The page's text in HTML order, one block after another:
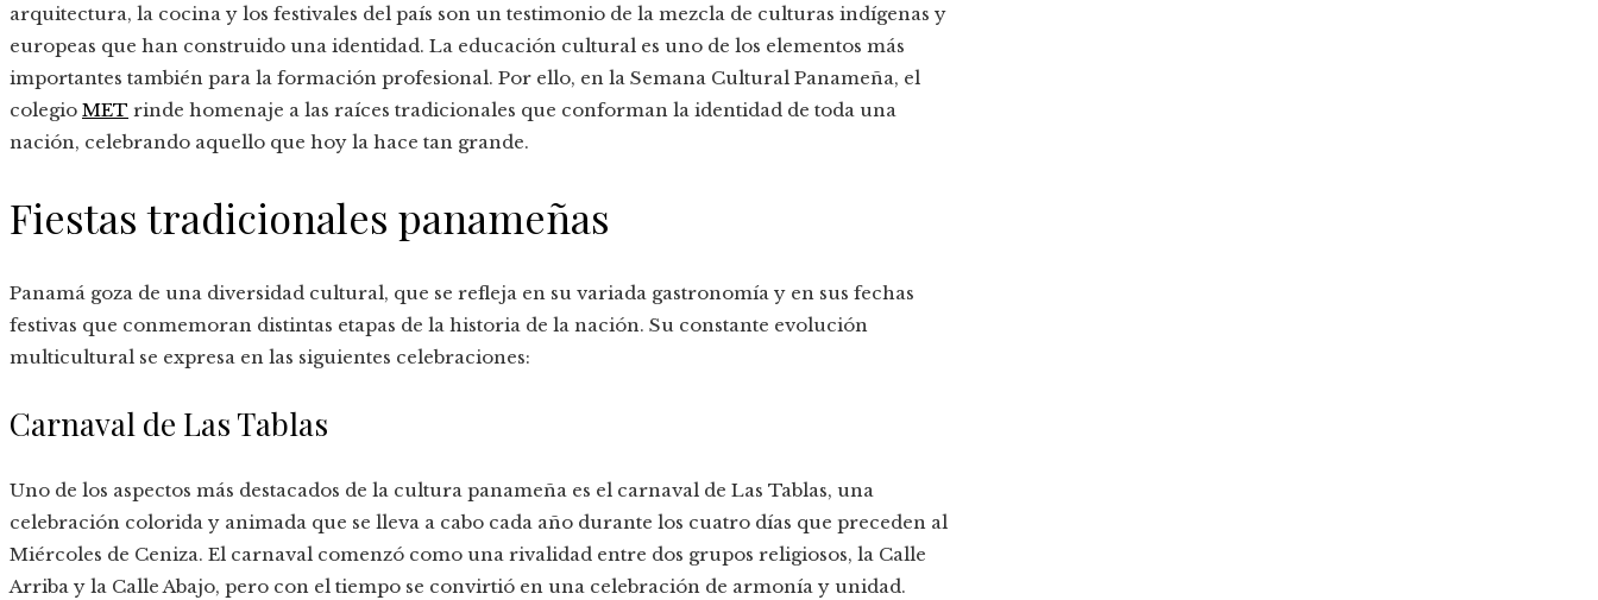
arquitectura, la cocina y los festivales del país son un testimonio de la mezcla de culturas indígenas y
europeas que han construido una identidad. La educación cultural es uno de los elementos más
importantes también para la formación profesional. Por ello, en la Semana Cultural Panameña, el
colegio MET rinde homenaje a las raíces tradicionales que conforman la identidad de toda una
nación, celebrando aquello que hoy la hace tan grande.
Fiestas tradicionales panameñas
Panamá goza de una diversidad cultural, que se refleja en su variada gastronomía y en sus fechas
festivas que conmemoran distintas etapas de la historia de la nación. Su constante evolución
multicultural se expresa en las siguientes celebraciones:
Carnaval de Las Tablas
Uno de los aspectos más destacados de la cultura panameña es el carnaval de Las Tablas, una
celebración colorida y animada que se lleva a cabo cada año durante los cuatro días que preceden al
Miércoles de Ceniza. El carnaval comenzó como una rivalidad entre dos grupos religiosos, la Calle
Arriba y la Calle Abajo, pero con el tiempo se convirtió en una celebración de armonía y unidad.